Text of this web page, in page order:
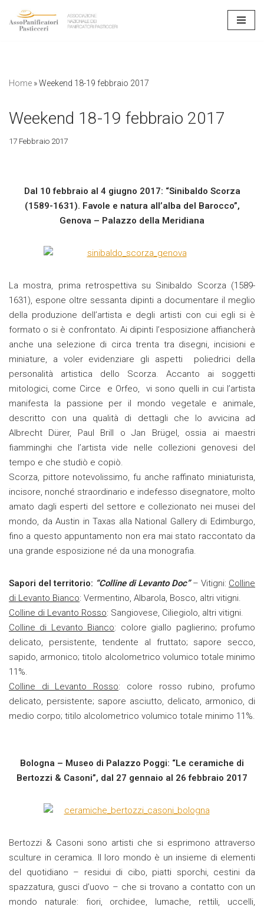
Vai
Home »Weekend 18-19 febbraio 2017
Weekend 18-19 febbraio 2017
17 Febbraio 2017
Dal 10 febbraio al 4 giugno 2017: “Sinibaldo Scorza
(1589-1631). Favole e natura all’alba del Barocco”,
Genova – Palazzo della Meridiana
La mostra, prima retrospettiva su Sinibaldo Scorza (1589-
1631), espone oltre sessanta dipinti a documentare il meglio
della produzione dell’artista e degli artisti con cui egli si è
formato o si è confrontato. Ai dipinti l’esposizione affiancherà
anche una selezione di circa trenta tra disegni, incisioni e
miniature, a voler evidenziare gli aspetti poliedrici della
personalità artistica dello Scorza. Accanto ai soggetti
mitologici, come Circe e Orfeo, vi sono quelli in cui l’artista
manifesta la passione per il mondo vegetale e animale,
descritto con una qualità di dettagli che lo avvicina ad
Albrecht Dürer, Paul Brill o Jan Brügel, ossia ai maestri
fiamminghi che l’artista vide nelle collezioni genovesi del
tempo e che studiò e copiò.
Scorza, pittore notevolissimo, fu anche raffinato miniaturista,
incisore, nonché straordinario e indefesso disegnatore, molto
amato dagli esperti del settore e collezionato nei musei del
mondo, da Austin in Taxas alla National Gallery di Edimburgo,
fino a questo appuntamento non era mai stato raccontato da
una grande esposizione né da una monografia.
Sapori del territorio: “Colline di Levanto Doc”– Vitigni: Colline
di Levanto Bianco: Vermentino, Albarola, Bosco, altri vitigni.
Colline di Levanto Rosso: Sangiovese, Ciliegiolo, altri vitigni.
Colline di Levanto Bianco: colore giallo paglierino; profumo
delicato, persistente, tendente al fruttato; sapore secco,
sapido, armonico; titolo alcolometrico volumico totale minimo
11%.
Colline di Levanto Rosso: colore rosso rubino, profumo
delicato, persistente; sapore asciutto, delicato, armonico, di
medio corpo; titilo alcolometrico volumico totale minimo 11%.
Bologna – Museo di Palazzo Poggi: “Le ceramiche di
Bertozzi & Casoni”, dal 27 gennaio al 26 febbraio 2017
Bertozzi & Casoni sono artisti che si esprimono attraverso
sculture in ceramica. Il loro mondo è un insieme di elementi
del quotidiano – residui di cibo, piatti sporchi, cestini da
spazzatura, gusci d’uovo – che si trovano a contatto con un
mondo naturale: fiori, orchidee, lumache, rettili, uccelli,